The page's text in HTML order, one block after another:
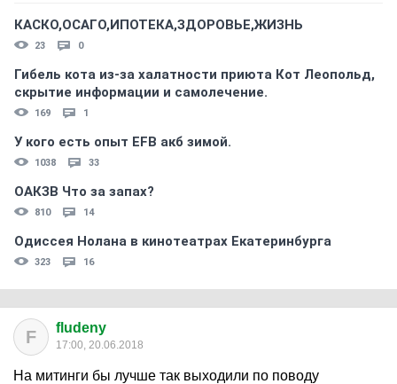
КАСКО,ОСАГО,ИПОТЕКА,ЗДОРОВЬЕ,ЖИЗНЬ
23 0
Гибель кота из-за халатности приюта Кот Леопольд,
скрытиe информации и самолечение.
169 1
У кого есть опыт EFB акб зимой.
1038 33
ОАКЗВ Что за запах?
810 14
Одиссея Нолана в кинотеатрах Екатеринбурга
323 16
F fludeny
17:00, 20.06.2018
На митинги бы лучше так выходили по поводу